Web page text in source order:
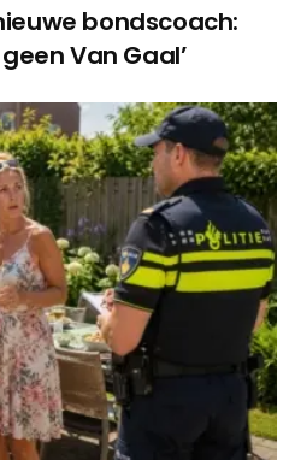
bondscoach:
Van Gaal’